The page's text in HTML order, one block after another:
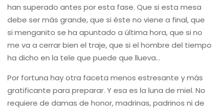
han superado antes por esta fase. Que si esta mesa
debe ser más grande, que si éste no viene a final, que
si menganito se ha apuntado a última hora, que si no
me va a cerrar bien el traje, que si el hombre del tiempo
ha dicho en la tele que puede que llueva…
Por fortuna hay otra faceta menos estresante y más
gratificante para preparar. Y esa es la luna de miel. No
requiere de damas de honor, madrinas, padrinos ni de